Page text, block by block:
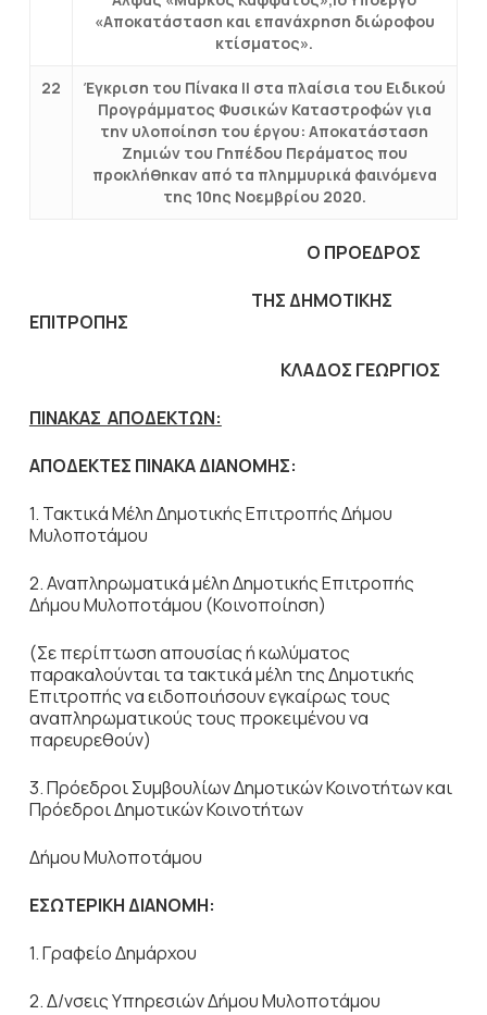
«Αποκατάσταση και επανάχρηση διώροφου
κτίσματος».
22
Έγκριση του Πίνακα ΙΙ στα πλαίσια του Ειδικού
Προγράμματος Φυσικών Καταστροφών για
την υλοποίηση του έργου: Αποκατάσταση
Ζημιών του Γηπέδου Περάματος που
προκλήθηκαν από τα πλημμυρικά φαινόμενα
της 10ης Νοεμβρίου 2020.
Ο ΠΡΟΕΔΡΟΣ
ΤΗΣ ΔΗΜΟΤΙΚΗΣ
ΕΠΙΤΡΟΠΗΣ
ΚΛΑΔΟΣ ΓΕΩΡΓΙΟΣ
ΠΙΝΑΚΑΣ ΑΠΟΔΕΚΤΩΝ:
ΑΠΟΔΕΚΤΕΣ ΠΙΝΑΚΑ ΔΙΑΝΟΜΗΣ:
1. Τακτικά Μέλη Δημοτικής Επιτροπής Δήμου
Μυλοποτάμου
2. Αναπληρωματικά μέλη Δημοτικής Επιτροπής
Δήμου Μυλοποτάμου (Κοινοποίηση)
(Σε περίπτωση απουσίας ή κωλύματος
παρακαλούνται τα τακτικά μέλη της Δημοτικής
Επιτροπής να ειδοποιήσουν εγκαίρως τους
αναπληρωματικούς τους προκειμένου να
παρευρεθούν)
3. Πρόεδροι Συμβουλίων Δημοτικών Κοινοτήτων και
Πρόεδροι Δημοτικών Κοινοτήτων
Δήμου Μυλοποτάμου
ΕΣΩΤΕΡΙΚΗ ΔΙΑΝΟΜΗ:
1. Γραφείο Δημάρχου
2. Δ/νσεις Υπηρεσιών Δήμου Μυλοποτάμου